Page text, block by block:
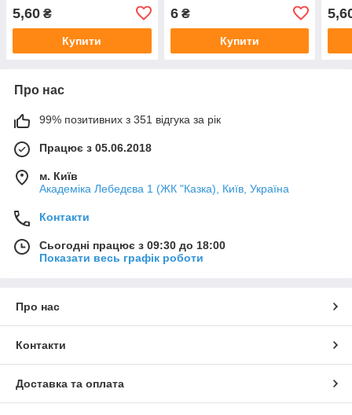
"Сремський" F1 (0,5 г) від
ТМ "Велес"
5,60 ₴
Купити
6₴
Купити
Про нас
99% позитивних з 351 відгука за рік
Працює з 05.06.2018
м. Київ
Академіка Лебедєва 1 (ЖК "Казка), Київ, Україна
Контакти
Сьогодні працює з 09:30 до 18:00
Показати весь графік роботи
Про нас
Контакти
Доставка та оплата